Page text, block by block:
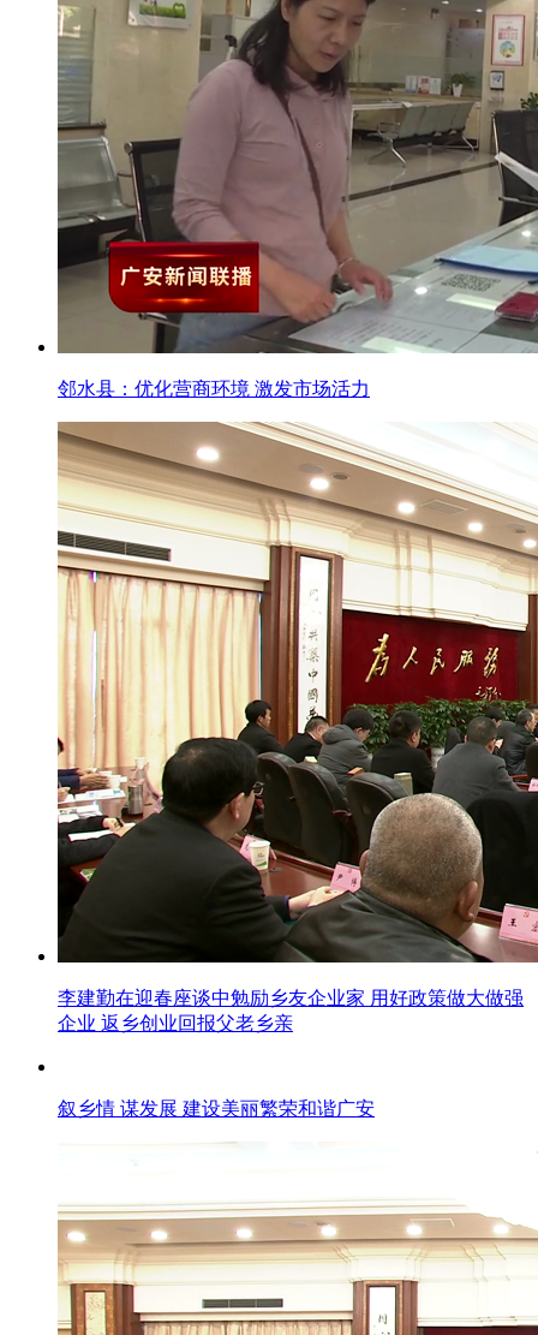
邻水县：优化营商环境 激发市场活力
李建勤在迎春座谈中勉励乡友企业家 用好政策做大做强
企业 返乡创业回报父老乡亲
叙乡情 谋发展 建设美丽繁荣和谐广安